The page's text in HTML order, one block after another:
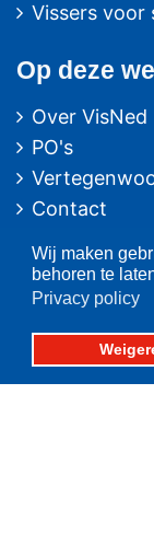
Wij maken
behoren te
Privacy policy
Vissers voor
Op deze
Over VisNed
PO's
Contact
Contact
Postbus 59
8320 AB URK